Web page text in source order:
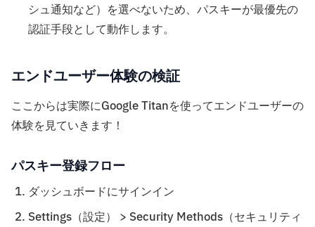
シュ通知など）を選べないため、パスキーが最優先の
認証手段として動作します。
エンドユーザー体験の検証
ここからは実際にGoogle Titanを使ってエンドユーザーの
体験を見ていきます！
パスキー登録フロー
ダッシュボードにサインイン
Settings（設定） > Security Methods（セキュリティ